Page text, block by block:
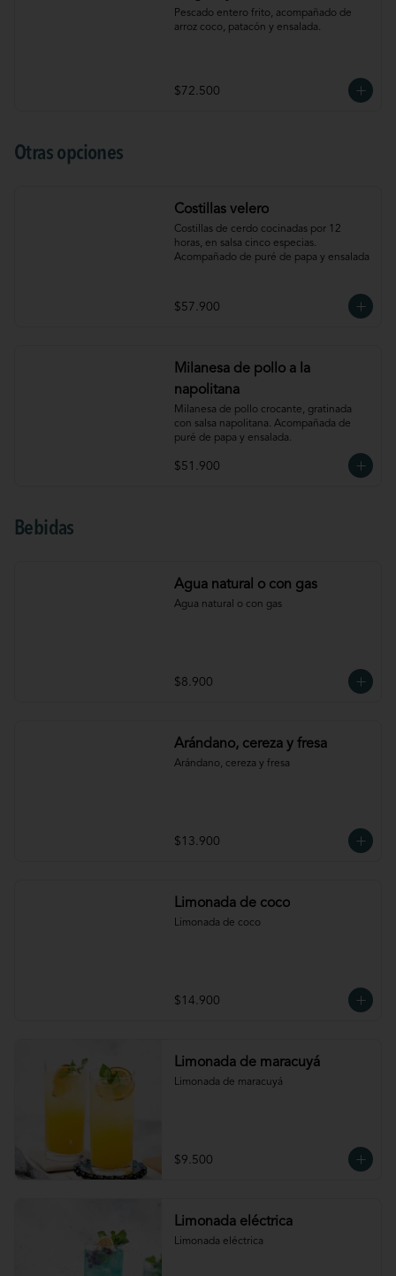
Pescado entero frito, acompañado de
arroz coco, patacón y ensalada.
$72.500
Otras opciones
Costillas velero
Costillas de cerdo cocinadas por 12
horas, en salsa cinco especias.
Acompañado de puré de papa y ensalada
$57.900
Milanesa de pollo a la
napolitana
Milanesa de pollo crocante, gratinada
con salsa napolitana. Acompañada de
puré de papa y ensalada.
$51.900
Bebidas
Agua natural o con gas
Agua natural o con gas
$8.900
Arándano, cereza y fresa
Arándano, cereza y fresa
$13.900
Limonada de coco
Limonada de coco
$14.900
Limonada de maracuyá
Limonada de maracuyá
$9.500
Limonada eléctrica
Limonada eléctrica